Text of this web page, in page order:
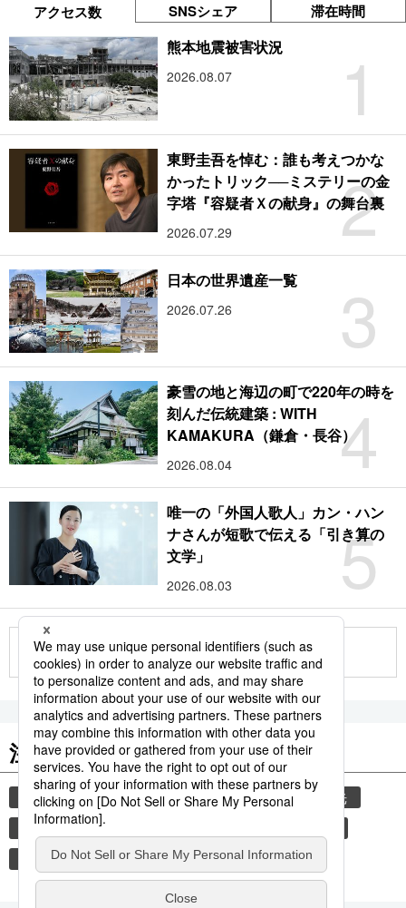
アクセス数 SNSシェア 滞在時間
1
熊本地震被害状況
2026.08.07
2
東野圭吾を悼む：誰も考えつかな
かったトリック──ミステリーの金
字塔『容疑者Ｘの献身』の舞台裏
2026.07.29
3
日本の世界遺産一覧
2026.07.26
4
豪雪の地と海辺の町で220年の時を
刻んだ伝統建築 : WITH
KAMAKURA（鎌倉・長谷）
2026.08.04
5
唯一の「外国人歌人」カン・ハン
ナさんが短歌で伝える「引き算の
文学」
2026.08.03
もっと見る
注目のキーワード
共同通信ニュース 気象・災害 災害
観光
旅
避難所